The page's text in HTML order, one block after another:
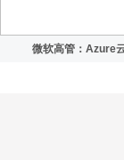
微软高管：Azure